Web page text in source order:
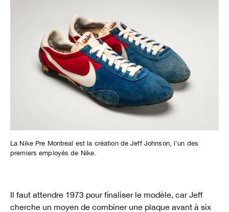
La Nike Pre Montreal est la création de Jeff Johnson, l'un des
premiers employés de Nike.
Il faut attendre 1973 pour finaliser le modèle, car Jeff
cherche un moyen de combiner une plaque avant à six